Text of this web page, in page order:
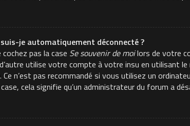
je automatiquement déconnecté ?
pas la case Se souvenir de moilors de votre
d’autre utilise votre compte à votre insu en utilisant
Ce n’est pas recommandé si vous utilisez un
cela signifie qu’un administrateur du forum a